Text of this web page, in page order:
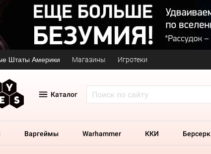
Штаты Америки Магазины Игротеки
Каталог
Варгеймы Warhammer ККИ Берсерк